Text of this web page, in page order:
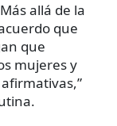
allá de la
que
que
mujeres y